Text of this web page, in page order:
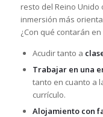
resto del Reino
inmersión más
¿Con qué contarán en
Acudir tanto a
Trabajar en una
tanto en cuanto a
currículo.
Alojamiento con